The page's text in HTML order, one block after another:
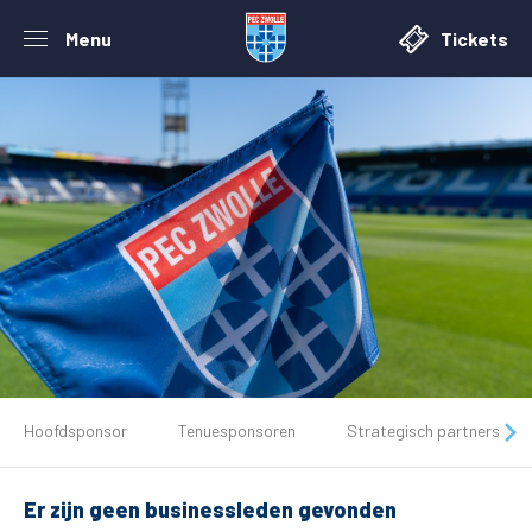
Menu Tickets
Tickets
Matchdays
Hoofdsponsor Tenuesponsoren Strategisch partners
Er zijn geen businessleden gevonden